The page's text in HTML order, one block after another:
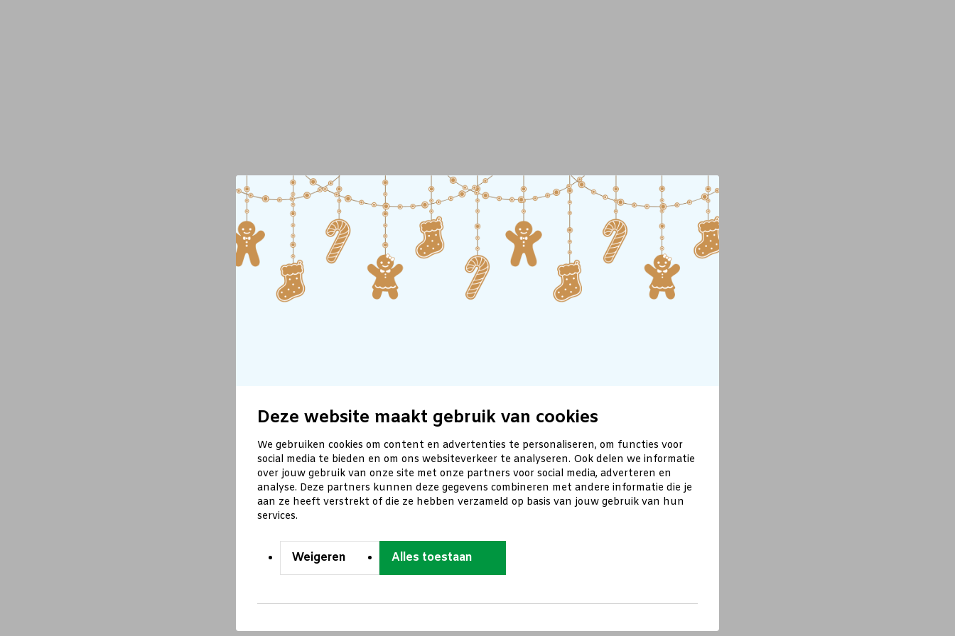
Deze website maakt gebruik van cookies
We gebruiken cookies om content en advertenties te personaliseren, om functies voor
social media te bieden en om ons websiteverkeer te analyseren. Ook delen we informatie
over jouw gebruik van onze site met onze partners voor social media, adverteren en
analyse. Deze partners kunnen deze gegevens combineren met andere informatie die je
aan ze heeft verstrekt of die ze hebben verzameld op basis van jouw gebruik van hun
services.
Weigeren Alles toestaan